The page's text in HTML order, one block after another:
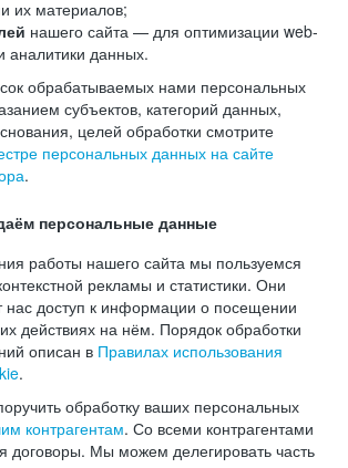
их материалов;
нашего сайта — для оптимизации web-
аналитики данных.
обрабатываемых нами персональных
субъектов, категорий данных,
целей обработки смотрите
персональных данных на сайте
.
персональные данные
работы нашего сайта мы пользуемся
рекламы и статистики. Они
нас доступ к информации о посещении
действиях на нём. Порядок обработки
описан в Правилах использования
.
обработку ваших персональных
контрагентам. Со всеми контрагентами
договоры. Мы можем делегировать часть